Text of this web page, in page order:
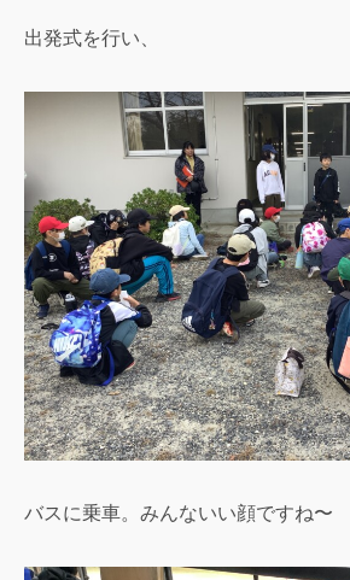
出発式を行い、
バスに乗車。みんないい顔ですね〜